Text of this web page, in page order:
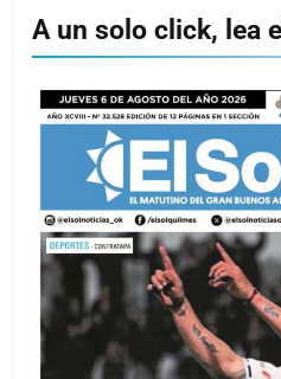
A un solo click, lea